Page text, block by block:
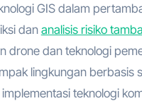
GIS dalam
dan analisis risiko
drone dan teknologi
lingkungan berbasis
teknologi